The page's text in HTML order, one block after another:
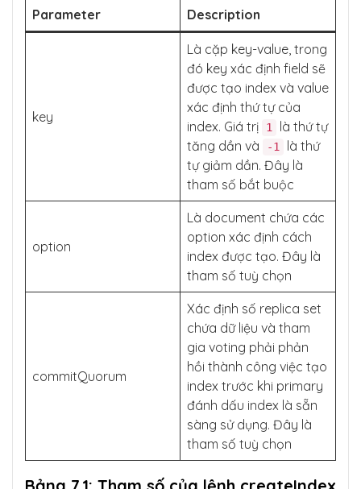
Parameter Description
key
Là cặp key-value, trong
đó key xác định field sẽ
được tạo index và value
xác định thứ tự của
index. Giá trị
1
là thứ tự
tăng dần và
-1
là thứ
tự giảm dần. Đây là
tham số bắt buộc
option
Là document chứa các
option xác định cách
index được tạo. Đây là
tham số tuỳ chọn
commitQuorum
Xác định số replica set
chứa dữ liệu và tham
gia voting phải phản
hồi thành công việc tạo
index trước khi primary
đánh dấu index là sẵn
sàng sử dụng. Đây là
tham số tuỳ chọn